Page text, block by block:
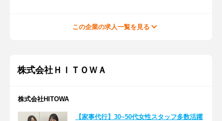
この企業の求人一覧を見る
株式会社ＨＩＴＯＷＡ
株式会社HITOWA
【家事代行】30~50代女性スタッフ多数活躍